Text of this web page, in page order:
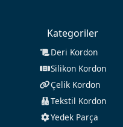
Kategoriler
Deri Kordon
Silikon Kordon
Çelik Kordon
Tekstil Kordon
Yedek Parça